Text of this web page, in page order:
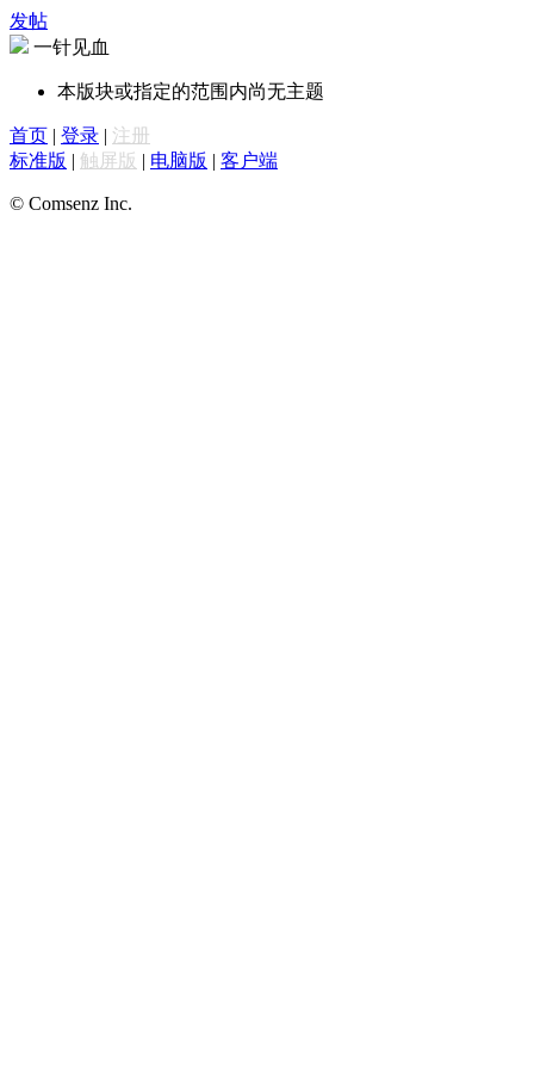
发帖
一针见血
本版块或指定的范围内尚无主题
首页 | 登录 | 注册
标准版 | 触屏版 | 电脑版 | 客户端
© Comsenz Inc.